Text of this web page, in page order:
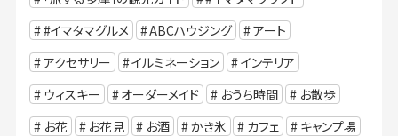
#イマタマグルメ
ABCハウジング
アート
アクセサリー
イルミネーション
インテリア
ウィスキー
オーダーメイド おうち時間
お散歩
お花
お花見 お酒 かき氷 カフェ
キャンプ場